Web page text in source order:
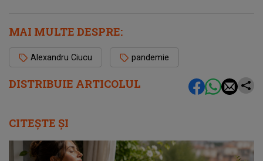
DISTRIBUIE ARTICOLUL
MAI MULTE DESPRE:
Alexandru Ciucu pandemie
CITEȘTE ȘI